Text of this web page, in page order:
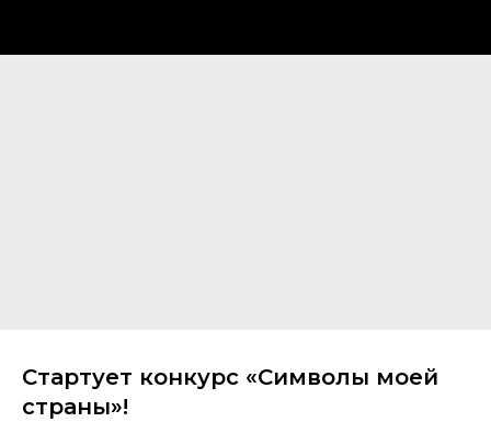
Стартует конкурс «Символы моей
страны»!